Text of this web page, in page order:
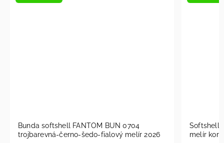
Softshell bunda Fantom BUN 0602 černo
melír korálová 2026
Bunda
melír